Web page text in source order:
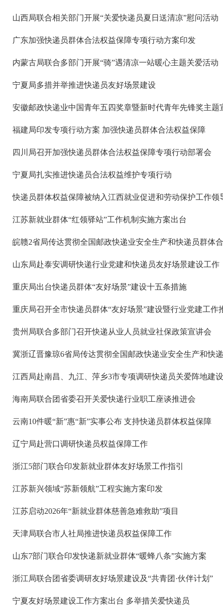
山西局联合相关部门开展“关爱快递员夏日送清凉”慰问活动
广东加强快递员群体合法权益保障专项行动方案印发
内蒙古局联合多部门开展“骑”遇清凉一站暖心主题关爱活动
宁夏局多措并举推进快递员友好场景建设
安徽邮政快递业中国青年五四奖章暨新时代青年先锋奖主题
福建局印发专项行动方案 加强快递员群体合法权益保障
四川局召开加强快递员群体合法权益保障专项行动部署会
宁夏局扎实推进快递员合法权益维护专项行动
快递员群体权益保障被纳入江西就业促进和劳动保护工作领
江苏新就业群体“红领驿站”工作机制实施方案出台
皖赣2省局传达贯彻全国邮政快递业安全生产和快递员群体
山东局赴泰安调研快递行业党建和快递员友好场景建设工作
重庆局出台快递员群体“友好场景”建设十五条措施
重庆局召开全市快递员群体“友好场景”建设暨行业党建工作
贵州局联合多部门召开快递从业人员就业社保政策宣讲会
冀浙辽晋豫琼6省局传达贯彻全国邮政快递业安全生产和快
江西局赴南昌、九江、萍乡3市专项调研快递员关爱阵地建
海南局联合团省委召开关爱快递行业职工座谈推进会
云南10件暖“新”惠“新”实事公布 支持快递员群体权益保障
辽宁局赴营口调研快递员权益保障工作
浙江5部门联合印发新就业群体友好场景工作指引
江苏新兴领域“苏新领航”工程实施方案印发
江苏启动2026年“新就业群体慈善急难救助”项目
天津局联合市人社局推进快递员权益保障工作
山东7部门联合印发快递新就业群体“暖蜂八条”实施方案
浙江局联合团省委调研友好场景建设及“共青团·伙伴计划”
宁夏友好场景建设工作方案出台 多举措关爱快递员